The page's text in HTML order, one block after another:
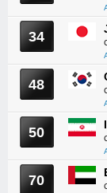
34
48
50
70